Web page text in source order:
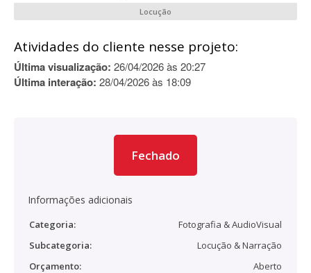
Locução
Atividades do cliente nesse projeto:
Última visualização: 26/04/2026 às 20:27
Última interação: 28/04/2026 às 18:09
Fechado
Informações adicionais
Categoria:
Fotografia & AudioVisual
Subcategoria:
Locução & Narração
Orçamento:
Aberto